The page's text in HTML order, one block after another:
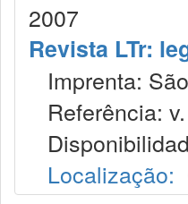
2007
Revista LTr:
Imprenta:
Referência:
Localização: